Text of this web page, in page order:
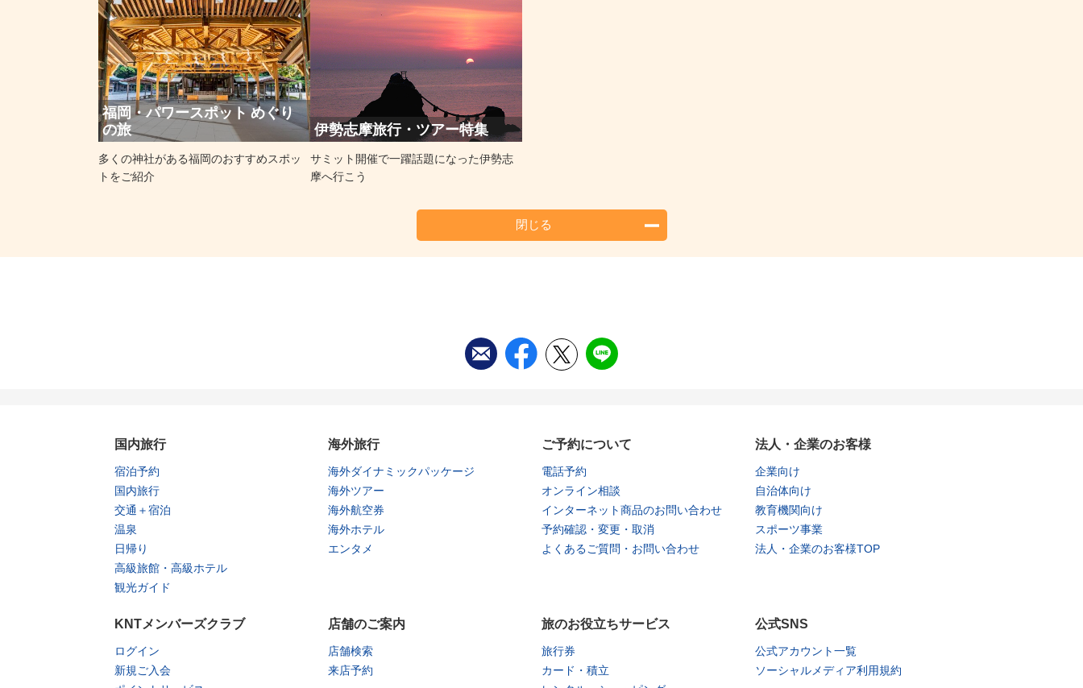
福岡・パワースポット めぐり
の旅
多くの神社がある福岡のおすすめスポッ
トをご紹介
伊勢志摩旅行・ツアー特集
サミット開催で一躍話題になった伊勢志
摩へ行こう
閉じる
国内旅行
宿泊予約
国内旅行
交通＋宿泊
温泉
日帰り
高級旅館・高級ホテル
観光ガイド
海外旅行
海外ダイナミックパッケージ
海外ツアー
海外航空券
海外ホテル
エンタメ
ご予約について
電話予約
オンライン相談
インターネット商品のお問い合わせ
予約確認・変更・取消
よくあるご質問・お問い合わせ
法人・企業のお客様
企業向け
自治体向け
教育機関向け
スポーツ事業
法人・企業のお客様TOP
KNTメンバーズクラブ
ログイン
新規ご入会
店舗のご案内
店舗検索
来店予約
旅のお役立ちサービス
旅行券
カード・積立
公式SNS
公式アカウント一覧
ソーシャルメディア利用規約